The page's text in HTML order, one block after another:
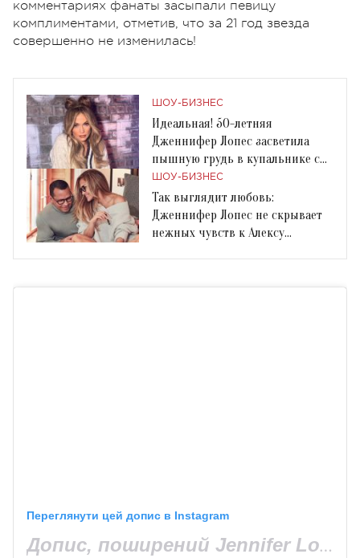
комментариях фанаты засыпали певицу
комплиментами, отметив, что за 21 год звезда
совершенно не изменилась!
ШОУ-БИЗНЕС
Идеальная! 50-летняя
Дженнифер Лопес засветила
пышную грудь в купальнике с
экстремальным вырезом
ШОУ-БИЗНЕС
Так выглядит любовь:
Дженнифер Лопес не скрывает
нежных чувств к Алексу
Переглянути цей допис в Instagram
Допис, поширений Jennifer Lopez (@jlo)